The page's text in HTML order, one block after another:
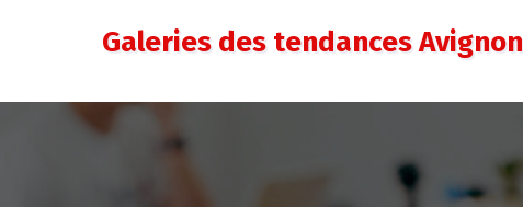
Galeries des tendances Avignon